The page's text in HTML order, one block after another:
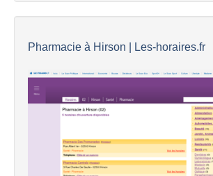
Pharmacie à Hirson | Les-horaires.fr